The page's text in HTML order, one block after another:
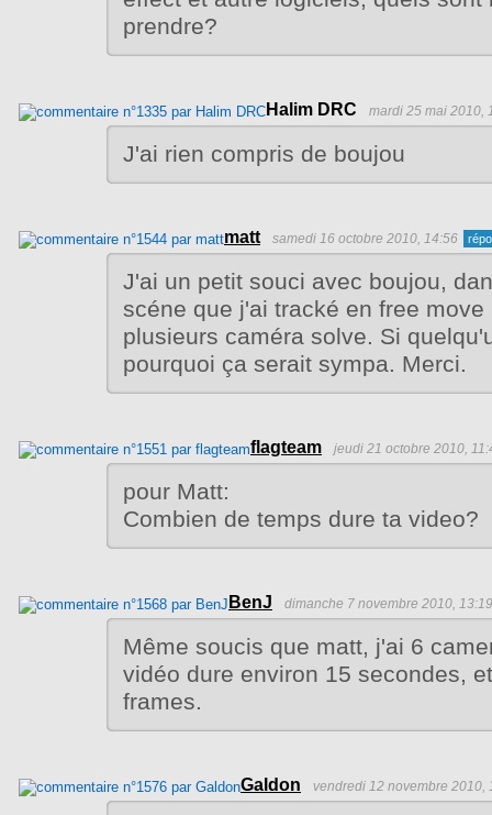
prendre?
Halim DRC mardi 25 mai 2010,
J'ai rien compris de boujou
matt samedi 16 octobre 2010, 14:56
J'ai un petit souci avec boujou,
scéne que j'ai tracké en free move
plusieurs caméra solve. Si
pourquoi ça serait sympa. Merci.
flagteam jeudi 21 octobre 2010,
pour Matt:
Combien de temps dure ta video?
BenJ dimanche 7 novembre 2010, 13:19
Même soucis que matt, j'ai 6
vidéo dure environ 15 secondes,
frames.
Galdon vendredi 12 novembre 2010,